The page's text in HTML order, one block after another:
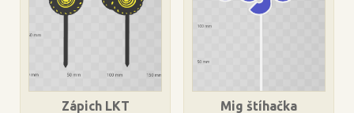
Zápich LKT Mig štíhačka